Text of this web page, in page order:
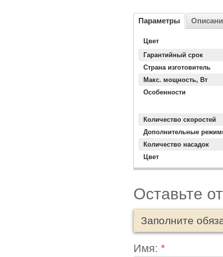
Параметры
Цвет
Гарантийный срок
Страна изготовитель
Макс. мощность, Вт
Особенности
Количество скоростей
Дополнительные
Количество насадок
Цвет
Оставьте
Заполните
Имя: *